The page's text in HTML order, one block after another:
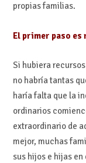
propias familias.
El primer paso
Si hubiera
no habría tantas
haría falta que la
ordinarios
extraordinario de
mejor, muchas
sus hijos e hijas